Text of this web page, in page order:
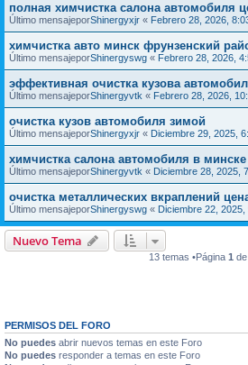
полная химчистка салона автомобиля
Último mensajeporShinergyxjr « Febrero 28, 2026,
химчистка авто минск фрунзенский
Último mensajeporShinergyswg « Febrero 28, 2026,
эффективная очистка кузова
Último mensajeporShinergyvtk « Febrero 28, 2026,
очистка кузов автомобиля зимой
Último mensajeporShinergyxjr « Diciembre 29, 2025,
химчистка салона автомобиля в
Último mensajeporShinergyvtk « Diciembre 28, 2025,
очистка металлических вкраплений
Último mensajeporShinergyswg « Diciembre 22, 2025,
Nuevo Tema
13 temas •Página 1 de
PERMISOS DEL FORO
No puedes abrir nuevos temas en este Foro
No puedes responder a temas en este Foro